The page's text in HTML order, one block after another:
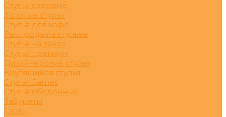
Стулья садовые
Золотые стулья
Стулья для кафе
Распродажа стульев
Стулья на заказ
Стулья премиум
Дизайнерские стулья
Крутящийся стулья
Стулья Eames
Стулья обеденные
Табуреты
Столы